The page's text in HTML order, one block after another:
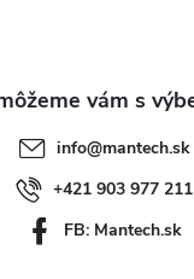
info@mantech.sk
+421 903 977 211
FB: Mantech.sk